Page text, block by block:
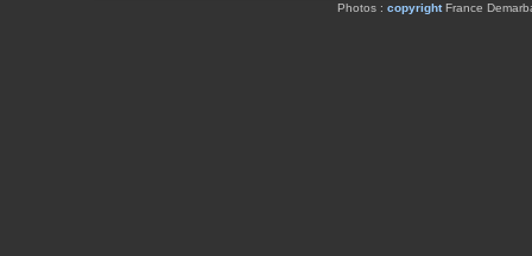
Photos : copyrightFrance